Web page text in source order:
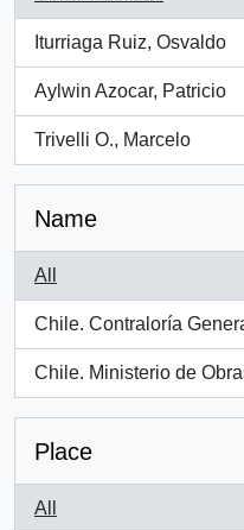
Iturriaga Ruiz, Osvaldo
, 1 results
Aylwin Azocar, Patricio
, 1 results
Trivelli O., Marcelo
, 1 results
Name
All
Chile. Contraloría
, 1 results
Chile. Ministerio de
, 1 results
Place
All